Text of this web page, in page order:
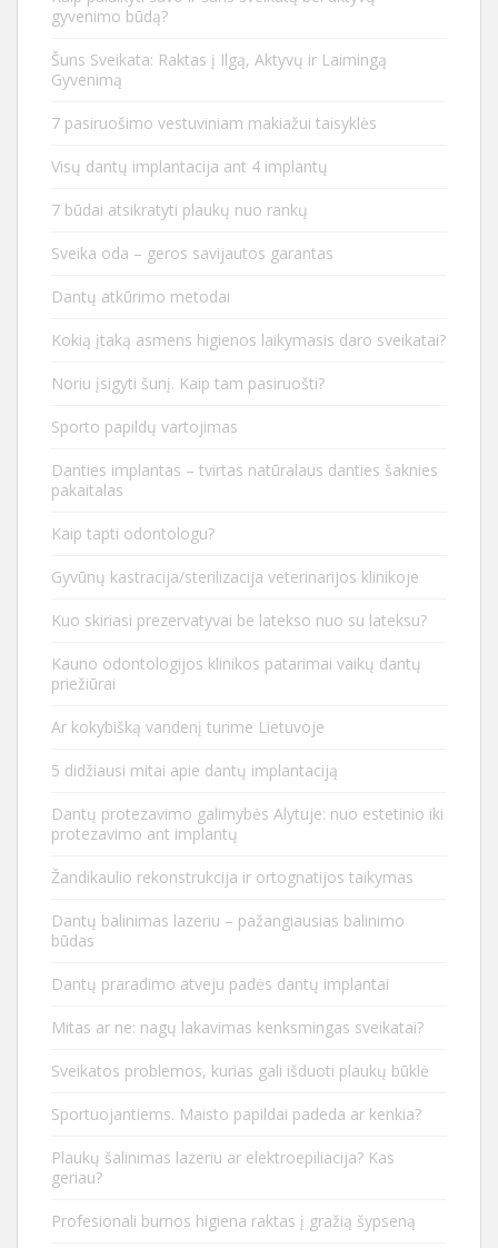
gyvenimo būdą?
Šuns Sveikata: Raktas į Ilgą, Aktyvų ir Laimingą
Gyvenimą
7 pasiruošimo vestuviniam makiažui taisyklės
Visų dantų implantacija ant 4 implantų
7 būdai atsikratyti plaukų nuo rankų
Sveika oda – geros savijautos garantas
Dantų atkūrimo metodai
Kokią įtaką asmens higienos laikymasis daro sveikatai?
Noriu įsigyti šunį. Kaip tam pasiruošti?
Sporto papildų vartojimas
Danties implantas – tvirtas natūralaus danties šaknies
pakaitalas
Kaip tapti odontologu?
Gyvūnų kastracija/sterilizacija veterinarijos klinikoje
Kuo skiriasi prezervatyvai be latekso nuo su lateksu?
Kauno odontologijos klinikos patarimai vaikų dantų
priežiūrai
Ar kokybišką vandenį turime Lietuvoje
5 didžiausi mitai apie dantų implantaciją
Dantų protezavimo galimybės Alytuje: nuo estetinio iki
protezavimo ant implantų
Žandikaulio rekonstrukcija ir ortognatijos taikymas
Dantų balinimas lazeriu – pažangiausias balinimo
būdas
Dantų praradimo atveju padės dantų implantai
Mitas ar ne: nagų lakavimas kenksmingas sveikatai?
Sveikatos problemos, kurias gali išduoti plaukų būklė
Sportuojantiems. Maisto papildai padeda ar kenkia?
Plaukų šalinimas lazeriu ar elektroepiliacija? Kas
geriau?
Profesionali burnos higiena raktas į gražią šypseną